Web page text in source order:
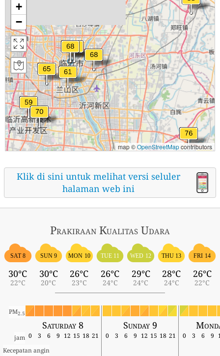
+
−
map ©OpenStreetMapcontributors
Klik di sini untuk melihat versi seluler
halaman web ini
Prakiraan Kualitas Udara
SAT 8
30°C
22°C
SUN 9
30°C
20°C
MON 10
26°C
23°C
TUE 11
26°C
24°C
WED 12
29°C
24°C
THU 13
28°C
24°C
FRI 14
26°C
22°C
PM2.5
Saturday 8 Sunday 9
jam 0 3 6 9 12 15 18 21 0 3 6 9 12 15 18 21 0 3 6 9
Kecepatan angin